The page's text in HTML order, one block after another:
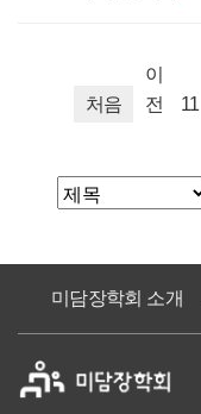
처음
이
전
11
미담장학회 소개